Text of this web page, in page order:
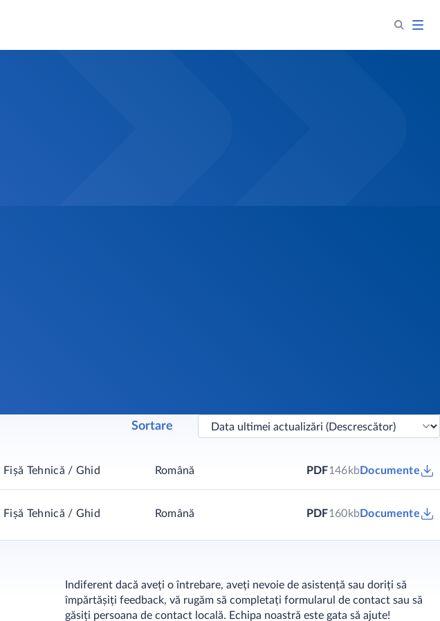
Sortare
Fișă Tehnică / Ghid Română PDF146kbDocumente
Fișă Tehnică / Ghid Română PDF160kbDocumente
Indiferent dacă aveți o întrebare, aveți nevoie de asistență sau doriți să
împărtășiți feedback, vă rugăm să completați formularul de contact sau să
găsiți persoana de contact locală. Echipa noastră este gata să ajute!